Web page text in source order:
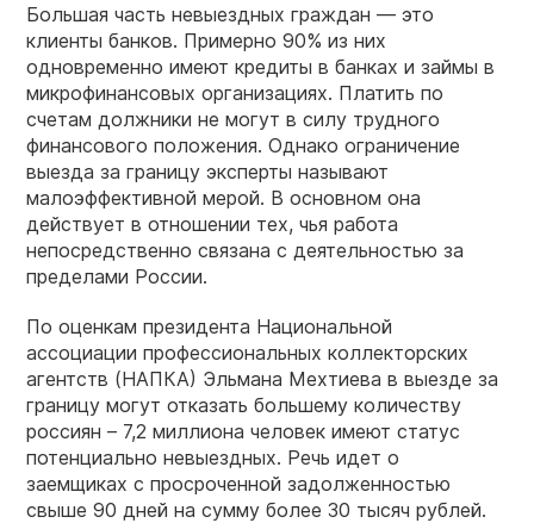
Большая часть невыездных граждан — это
клиенты банков. Примерно 90% из них
одновременно имеют кредиты в банках и займы в
микрофинансовых организациях. Платить по
счетам должники не могут в силу трудного
финансового положения. Однако ограничение
выезда за границу эксперты называют
малоэффективной мерой. В основном она
действует в отношении тех, чья работа
непосредственно связана с деятельностью за
пределами России.
По оценкам президента Национальной
ассоциации профессиональных коллекторских
агентств (НАПКА) Эльмана Мехтиева в выезде за
границу могут отказать большему количеству
россиян – 7,2 миллиона человек имеют статус
потенциально невыездных. Речь идет о
заемщиках с просроченной задолженностью
свыше 90 дней на сумму более 30 тысяч рублей.